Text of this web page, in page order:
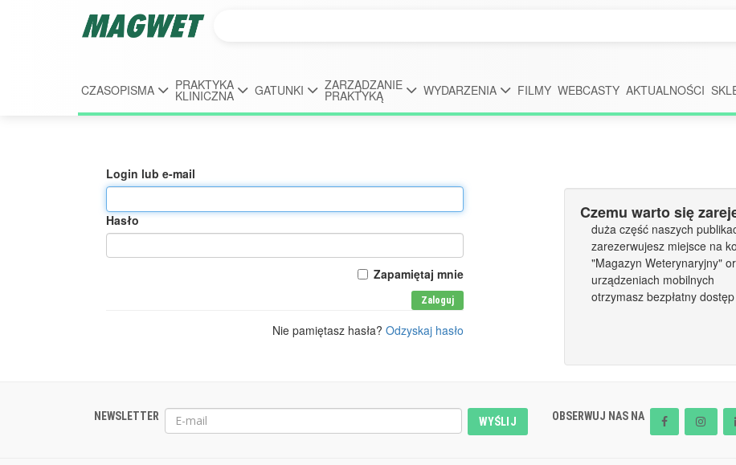
CZASOPISMA PRAKTYKA
KLINICZNA GATUNKI ZARZĄDZANIE
PRAKTYKĄ WYDARZENIA FILMY WEBCASTY AKTUALNOŚCI
Login lub e-mail
Hasło
Zapamiętaj mnie
Zaloguj
Nie pamiętasz hasła? Odzyskaj hasło
Czemu warto się
duża część naszych
zarezerwujesz miejsce na
"Magazyn Weterynaryjny"
urządzeniach mobilnych
otrzymasz bezpłatny
NEWSLETTER WYŚLIJ OBSERWUJ NAS NA